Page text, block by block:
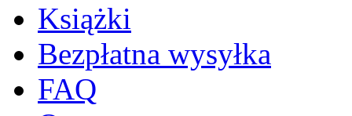
Książki
Bezpłatna wysyłka
FAQ